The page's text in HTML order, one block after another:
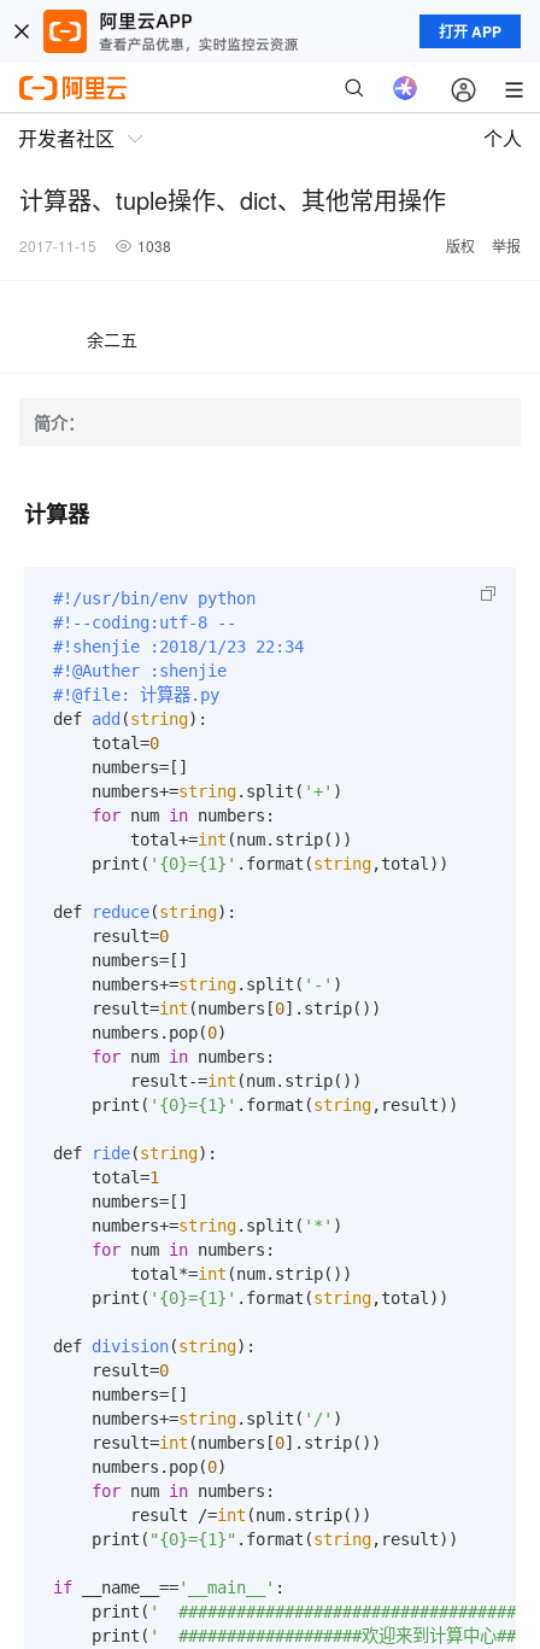
打开 APP
开发者社区 个人
计算器、tuple操作、dict、其他常用操作
2017-11-15 1038 版权 举报
余二五
简介：
计算器
#!/usr/bin/env python
#!--coding:utf-8 --
#!shenjie :2018/1/23 22:34
#!@Auther :shenjie
#!@file: 计算器.py
def add (string):
    total
=0
    numbers=[]
    numbers+=
string.split( '+' )
for num in numbers:
        total+=
int (num.strip())
    print(
'{0}={1}' .format(string,total))
def reduce(string):
    result
=0
    numbers=[]
    numbers+=
string.split( '-' )
    result=
int (numbers[0].strip())
    numbers.pop(
0)
for num in numbers:
        result-=
int (num.strip())
    print(
'{0}={1}' .format(string,result))
def ride(string):
    total
=1
    numbers=[]
    numbers+=
string.split( '*' )
for num in numbers:
        total*=
int (num.strip())
    print(
'{0}={1}' .format(string,total))
def division(string):
    result
=0
    numbers=[]
    numbers+=
string.split( '/' )
    result=
int (numbers[0].strip())
    numbers.pop(
0)
for num in numbers:
        result /=
int (num.strip())
    print(
"{0}={1}" .format(string,result))
if __name__=='__main__' :
    print(
'
    print(
'  ###################欢迎来到计算中心